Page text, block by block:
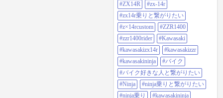
湖ー裏榛名ー八ッ場ー嬬恋パノラ
マライン南ルートー北ルートー草
津ー四万湖ー沼田ー422キロ。ソロ
でメシのタイミングを逃し続け、
休憩もそこそこに走りっぱなし。
群馬の桜は今が満開🌸 ２日目ー東
名ーターンパイクー大観山ー伊豆
スカイラインー冷川ー県道59ー土
肥峠西伊豆スカイラインー戸田港
ー沼津ー御殿場ー山中湖パノラマ
台ー道志みちー相模湖ー434キロ。
冷川からの県道59はまさに【険
道】 ターンパイクの桜トンネルは
#ZX14R
#zx-14r
#zx14r乗りと繋がりたい
#z×14rcustom
#ZZR1400
#zzr1400rider
#Kawasaki
#kawasakizx14r
#kawasakizzr
#kawasakininja
#バイク
#バイク好きな人と繋がりたい
#Ninja
#ninja乗りと繋がりたい
#ninja乗り
#kawasakininja